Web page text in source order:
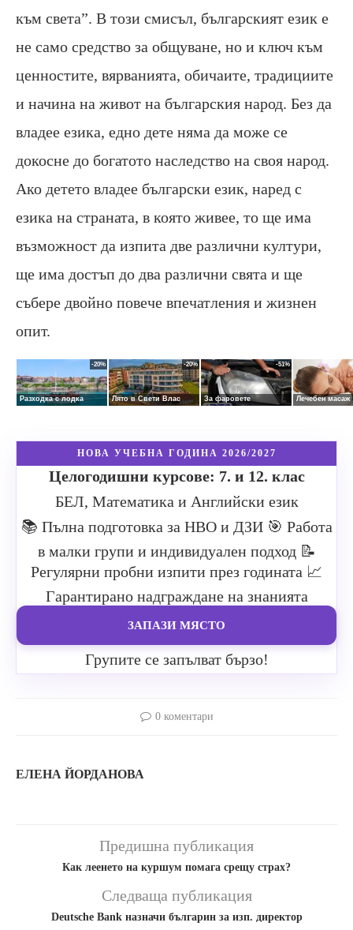
към света”. В този смисъл, българският език е
не само средство за общуване, но и ключ към
ценностите, вярванията, обичаите, традициите
и начина на живот на българския народ. Без да
владее езика, едно дете няма да може се
докосне до богатото наследство на своя народ.
Ако детето владее български език, наред с
езика на страната, в която живее, то ще има
възможност да изпита две различни култури,
ще има достъп до два различни свята и ще
събере двойно повече впечатления и жизнен
опит.
НОВА УЧЕБНА ГОДИНА 2026/2027
Целогодишни курсове: 7. и 12. клас
БЕЛ, Математика и Английски език
📚 Пълна подготовка за НВО и ДЗИ 🎯 Работа
в малки групи и индивидуален подход 📝
Регулярни пробни изпити през годината 📈
Гарантирано надграждане на знанията
ЗАПАЗИ МЯСТО
Групите се запълват бързо!
0 коментари
ЕЛЕНА ЙОРДАНОВА
Предишна публикация
Как леенето на куршум помага срещу страх?
Следваща публикация
Deutsche Bank назначи българин за изп. директор